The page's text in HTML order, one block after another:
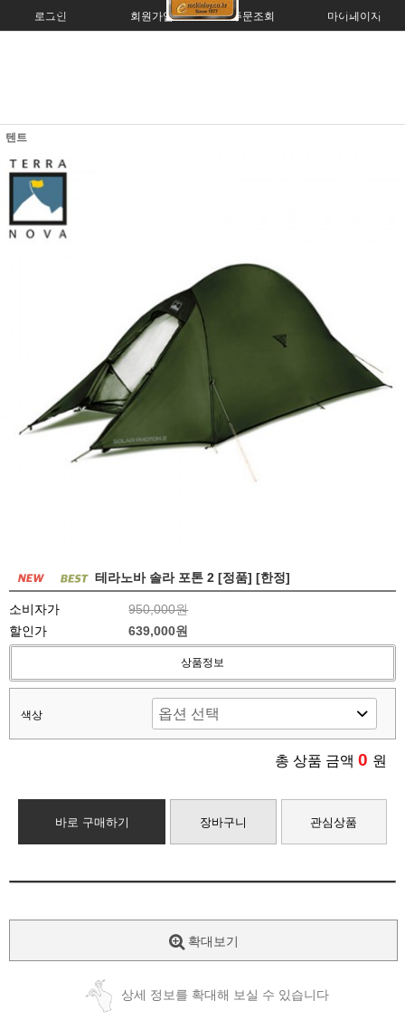
로그인 회원가입 주문조회 마이페이지
텐트
테라노바 솔라 포톤 2 [정품] [한정]
소비자가
950,000원
할인가
639,000원
상품정보
색상
총 상품 금액 0 원
바로 구매하기 장바구니 관심상품
확대보기
상세 정보를 확대해 보실 수 있습니다